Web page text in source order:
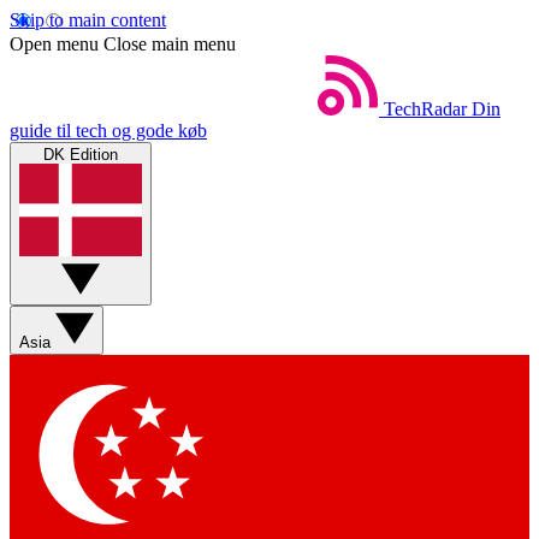
Skip to main content
Open menu Close main menu
TechRadar Din
guide til tech og gode køb
DK Edition
Asia